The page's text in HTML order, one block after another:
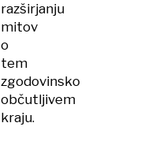
razširjanju
mitov
o
tem
zgodovinsko
občutljivem
kraju.